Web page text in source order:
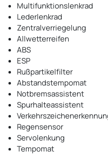
Multifunktionslenkrad
Lederlenkrad
Zentralverriegelung
Allwetterreifen
ABS
ESP
Rußpartikelfilter
Abstandstempomat
Notbremsassistent
Spurhalteassistent
Regensensor
Servolenkung
Tempomat